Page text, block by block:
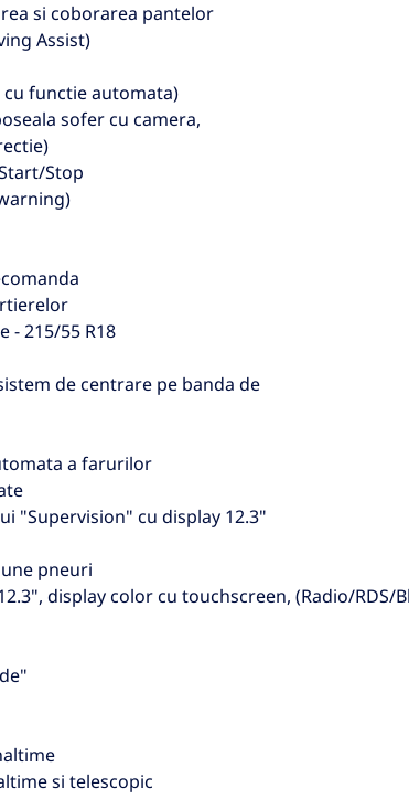
si coborarea pantelor
Assist)
cu functie automata)
sofer cu camera,
Stop
- 215/55 R18
de centrare pe banda de
a farurilor
"Supervision" cu display 12.3"
pneuri
display color cu touchscreen, (Radio/
si telescopic